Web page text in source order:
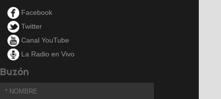
Facebook
Twitter
Canal YouTube
La Radio en Vivo
Buzón